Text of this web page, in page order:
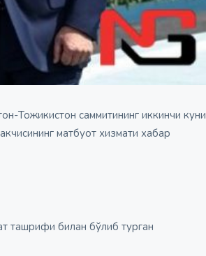
Тожикистон саммитининг иккинчи куни
матбуот хизмати хабар
ташрифи билан бўлиб турган